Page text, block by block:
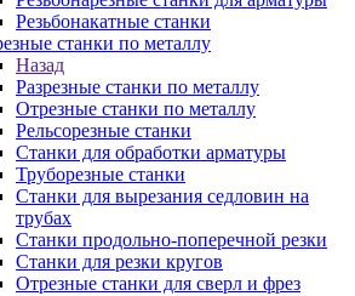
Резьбонакатные станки
станки по металлу
Назад
Разрезные станки по металлу
Отрезные станки по металлу
Рельсорезные станки
Станки для обработки арматуры
Труборезные станки
Станки для вырезания седловин на
трубаx
Станки продольно-поперечной резки
Станки для резки кругов
Отрезные станки для сверл и фрез